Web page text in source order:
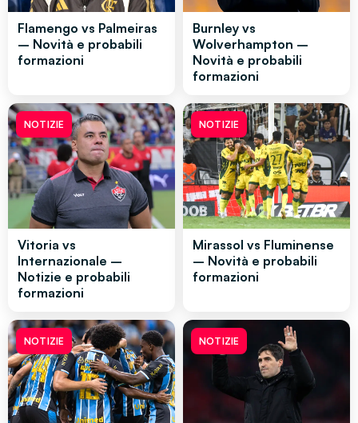
Flamengo vs Palmeiras
– Novità e probabili
formazioni
Burnley vs
Wolverhampton –
Novità e probabili
formazioni
NOTIZIE
Vitoria vs
Internazionale –
Notizie e probabili
formazioni
NOTIZIE
Mirassol vs Fluminense
– Novità e probabili
formazioni
NOTIZIE NOTIZIE